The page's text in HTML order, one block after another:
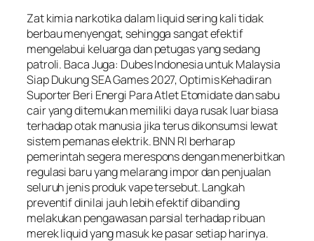
Zat kimia narkotika dalam liquid sering kali tidak
berbau menyengat, sehingga sangat efektif
mengelabui keluarga dan petugas yang sedang
patroli. Baca Juga: Dubes Indonesia untuk Malaysia
Siap Dukung SEA Games 2027, Optimis Kehadiran
Suporter Beri Energi Para Atlet Etomidate dan sabu
cair yang ditemukan memiliki daya rusak luar biasa
terhadap otak manusia jika terus dikonsumsi lewat
sistem pemanas elektrik. BNN RI berharap
pemerintah segera merespons dengan menerbitkan
regulasi baru yang melarang impor dan penjualan
seluruh jenis produk vape tersebut. Langkah
preventif dinilai jauh lebih efektif dibanding
melakukan pengawasan parsial terhadap ribuan
merek liquid yang masuk ke pasar setiap harinya.